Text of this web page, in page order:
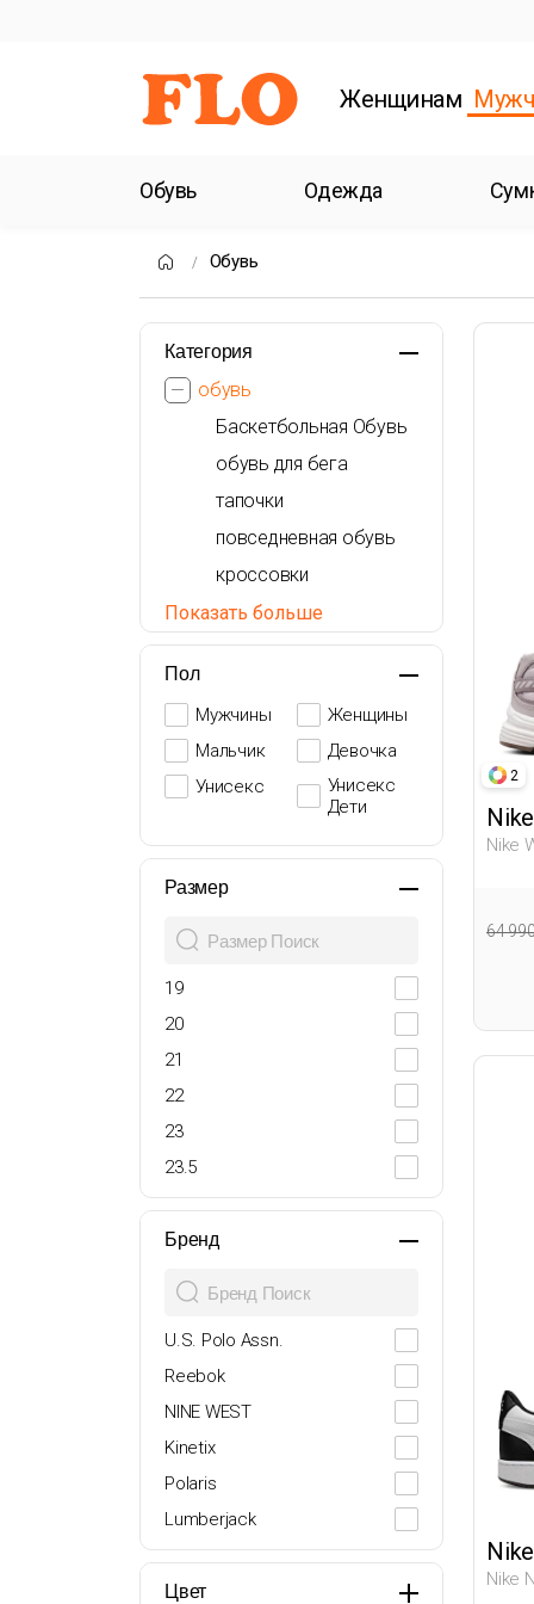
Женщинам
Обувь Одежда
Обувь
Категория
обувь
Баскетбольная Обувь
обувь для бега
тапочки
повседневная обувь
кроссовки
сандалии
ботинки
Показать больше
Пол
Мужчины
Женщины
Мальчик
Девочка
Унисекс
Унисекс
Дети
Размер
19
20
21
22
23
23.5
24
25
27-28
28
29
29.5
30
30.5
31
32
Бренд
U.S. Polo Assn.
Reebok
NINE WEST
Kinetix
Polaris
Lumberjack
Butigo
adidas
Цвет
2
Nike
Nike
64
Nike
Nike